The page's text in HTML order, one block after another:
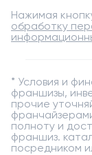
Нажимая
обработку
* Условия и
франшизы,
прочие
полноту и
франшиз.
посредником